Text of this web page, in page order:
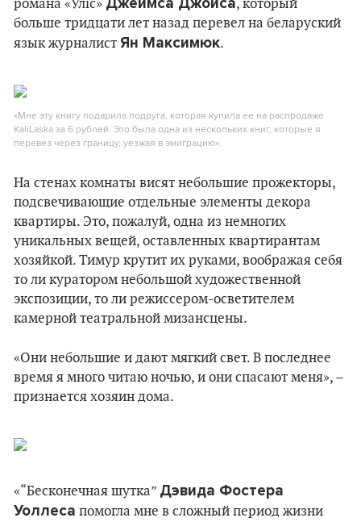
романа «Уліс»
, который
больше тридцати лет назад перевел на беларуский
язык журналист Ян Максимюк.
«Мне эту книгу подарила подруга, которая купила ее на распродаже
KaliLaska за 6 рублей. Это была одна из нескольких книг, которые я
перевез через границу, уезжая в эмиграцию».
На стенах комнаты висят небольшие прожекторы,
подсвечивающие отдельные элементы декора
квартиры. Это, пожалуй, одна из немногих
уникальных вещей, оставленных квартирантам
хозяйкой. Тимур крутит их руками, воображая себя
то ли куратором небольшой художественной
экспозиции, то ли режиссером-осветителем
камерной театральной мизансцены.
«Они небольшие и дают мягкий свет. В последнее
время я много читаю ночью, и они спасают меня», –
признается хозяин дома.
«“Бесконечная шутка” Дэвида Фостера
Уоллеса помогла мне в сложный период жизни